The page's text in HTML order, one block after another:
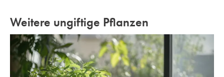
Weitere ungiftige Pflanzen